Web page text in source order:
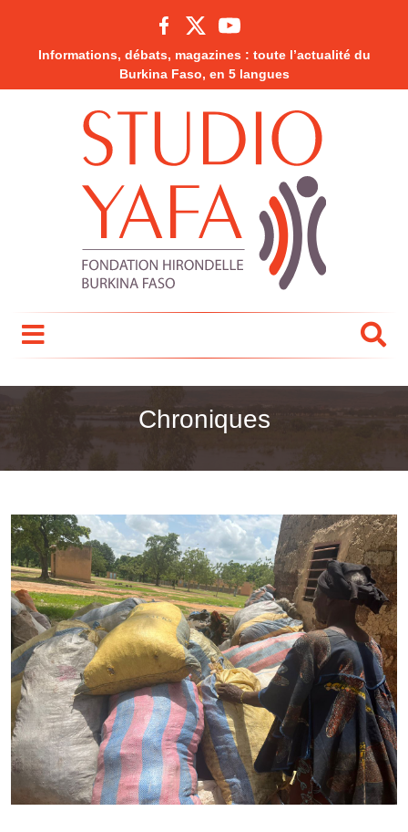
Informations, débats, magazines : toute l’actualité du
Burkina Faso, en 5 langues
Chroniques